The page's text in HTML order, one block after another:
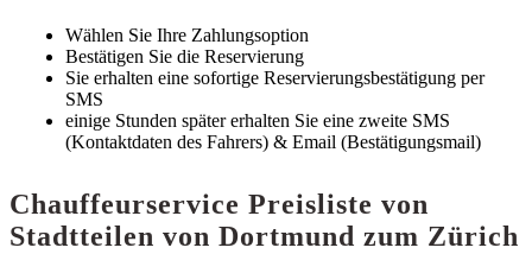
Wählen Sie Ihre Zahlungsoption
Bestätigen Sie die Reservierung
Sie erhalten eine sofortige Reservierungsbestätigung per
SMS
einige Stunden später erhalten Sie eine zweite SMS
(Kontaktdaten des Fahrers) & Email (Bestätigungsmail)
Chauffeurservice Preisliste von
Stadtteilen von Dortmund zum Zürich